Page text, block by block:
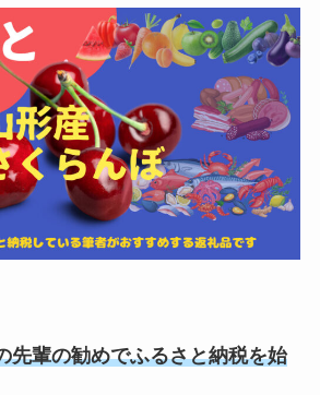
先輩の勧めでふるさと納税を始